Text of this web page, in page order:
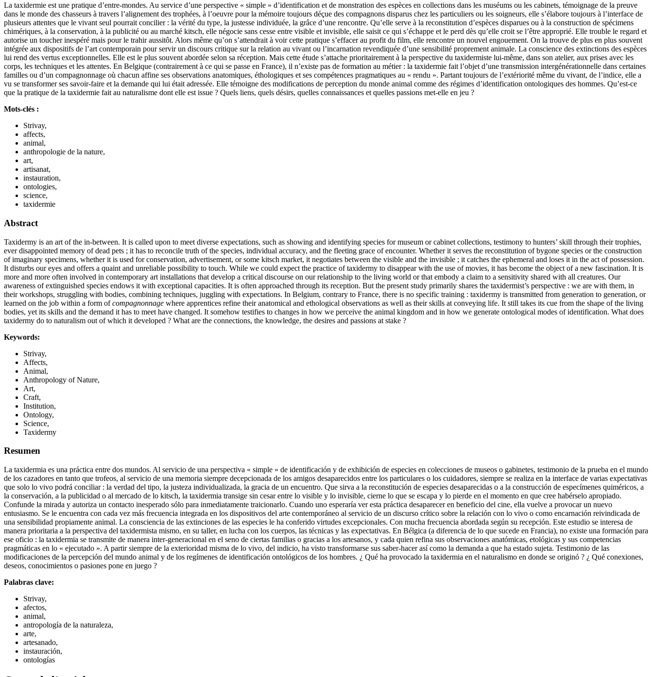
La taxidermie est une pratique d’entre-mondes. Au service d’une perspective « simple » d’identification et de monstration des espèces en collections dans les muséums ou les cabinets, témoignage de la preuve
dans le monde des chasseurs à travers l’alignement des trophées, à l’oeuvre pour la mémoire toujours déçue des compagnons disparus chez les particuliers ou les soigneurs, elle s’élabore toujours à l’interface de
plusieurs attentes que le vivant seul pourrait concilier : la vérité du type, la justesse individuée, la grâce d’une rencontre. Qu’elle serve à la reconstitution d’espèces disparues ou à la construction de spécimens
chimériques, à la conservation, à la publicité ou au marché kitsch, elle négocie sans cesse entre visible et invisible, elle saisit ce qui s’échappe et le perd dès qu’elle croit se l’être approprié. Elle trouble le regard et
autorise un toucher inespéré mais pour le trahir aussitôt. Alors même qu’on s’attendrait à voir cette pratique s’effacer au profit du film, elle rencontre un nouvel engouement. On la trouve de plus en plus souvent
intégrée aux dispositifs de l’art contemporain pour servir un discours critique sur la relation au vivant ou l’incarnation revendiquée d’une sensibilité proprement animale. La conscience des extinctions des espèces
lui rend des vertus exceptionnelles. Elle est le plus souvent abordée selon sa réception. Mais cette étude s’attache prioritairement à la perspective du taxidermiste lui-même, dans son atelier, aux prises avec les
corps, les techniques et les attentes. En Belgique (contrairement à ce qui se passe en France), il n’existe pas de formation au métier : la taxidermie fait l’objet d’une transmission intergénérationnelle dans certaines
familles ou d’un compagnonnage où chacun affine ses observations anatomiques, éthologiques et ses compétences pragmatiques au « rendu ». Partant toujours de l’extériorité même du vivant, de l’indice, elle a
vu se transformer ses savoir-faire et la demande qui lui était adressée. Elle témoigne des modifications de perception du monde animal comme des régimes d’identification ontologiques des hommes. Qu’est-ce
que la pratique de la taxidermie fait au naturalisme dont elle est issue ? Quels liens, quels désirs, quelles connaissances et quelles passions met-elle en jeu ?
Mots-clés :
Strivay,
affects,
animal,
anthropologie de la nature,
art,
artisanat,
instauration,
ontologies,
science,
taxidermie
Abstract
Taxidermy is an art of the in-between. It is called upon to meet diverse expectations, such as showing and identifying species for museum or cabinet collections, testimony to hunters’ skill through their trophies,
ever disappointed memory of dead pets ; it has to reconcile truth of the species, individual accuracy, and the fleeting grace of encounter. Whether it serves the reconstitution of bygone species or the construction
of imaginary specimens, whether it is used for conservation, advertisement, or some kitsch market, it negotiates between the visible and the invisible ; it catches the ephemeral and loses it in the act of possession.
It disturbs our eyes and offers a quaint and unreliable possibility to touch. While we could expect the practice of taxidermy to disappear with the use of movies, it has become the object of a new fascination. It is
more and more often involved in contemporary art installations that develop a critical discourse on our relationship to the living world or that embody a claim to a sensitivity shared with all creatures. Our
awareness of extinguished species endows it with exceptional capacities. It is often approached through its reception. But the present study primarily shares the taxidermist’s perspective : we are with them, in
their workshops, struggling with bodies, combining techniques, juggling with expectations. In Belgium, contrary to France, there is no specific training : taxidermy is transmitted from generation to generation, or
learned on the job within a form ofcompagnonnage where apprentices refine their anatomical and ethological observations as well as their skills at conveying life. It still takes its cue from the shape of the living
bodies, yet its skills and the demand it has to meet have changed. It somehow testifies to changes in how we perceive the animal kingdom and in how we generate ontological modes of identification. What does
taxidermy do to naturalism out of which it developed ? What are the connections, the knowledge, the desires and passions at stake ?
Keywords:
Strivay,
Affects,
Animal,
Anthropology of Nature,
Art,
Craft,
Institution,
Ontology,
Science,
Taxidermy
Resumen
La taxidermia es una práctica entre dos mundos. Al servicio de una perspectiva « simple » de identificación y de exhibición de especies en colecciones de museos o gabinetes, testimonio de la prueba en el mundo
de los cazadores en tanto que trofeos, al servicio de una memoria siempre decepcionada de los amigos desaparecidos entre los particulares o los cuidadores, siempre se realiza en la interface de varias expectativas
que solo lo vivo podrá conciliar : la verdad del tipo, la justeza individualizada, la gracia de un encuentro. Que sirva a la reconstitución de especies desaparecidas o a la construcción de especímenes quiméricos, a
la conservación, a la publicidad o al mercado de lo kitsch, la taxidermia transige sin cesar entre lo visible y lo invisible, cierne lo que se escapa y lo pierde en el momento en que cree habérselo apropiado.
Confunde la mirada y autoriza un contacto inesperado sólo para inmediatamente traicionarlo. Cuando uno esperaría ver esta práctica desaparecer en beneficio del cine, ella vuelve a provocar un nuevo
entusiasmo. Se le encuentra con cada vez más frecuencia integrada en los dispositivos del arte contemporáneo al servicio de un discurso crítico sobre la relación con lo vivo o como encarnación reivindicada de
una sensibilidad propiamente animal. La consciencia de las extinciones de las especies le ha conferido virtudes excepcionales. Con mucha frecuencia abordada según su recepción. Este estudio se interesa de
manera prioritaria a la perspectiva del taxidermista mismo, en su taller, en lucha con los cuerpos, las técnicas y las expectativas. En Bélgica (a diferencia de lo que sucede en Francia), no existe una formación para
ese oficio : la taxidermia se transmite de manera inter-generacional en el seno de ciertas familias o gracias a los artesanos, y cada quien refina sus observaciones anatómicas, etológicas y sus competencias
pragmáticas en lo « ejecutado ». A partir siempre de la exterioridad misma de lo vivo, del indicio, ha visto transformarse sus saber-hacer así como la demanda a que ha estado sujeta. Testimonio de las
modificaciones de la percepción del mundo animal y de los regímenes de identificación ontológicos de los hombres. ¿ Qué ha provocado la taxidermia en el naturalismo en donde se originó ? ¿ Qué conexiones,
deseos, conocimientos o pasiones pone en juego ?
Palabras clave:
Strivay,
afectos,
animal,
antropología de la naturaleza,
arte,
artesanado,
instauración,
ontologías